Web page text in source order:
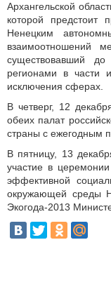
Архангельской
которой предстоит
Ненецким
взаимоотношений
существовавший
регионами в части
исключения сферах.
В четверг, 12
обеих палат
страны с ежегодным
В пятницу, 13
участие в
эффективной
окружающей среды
Экогода-2013